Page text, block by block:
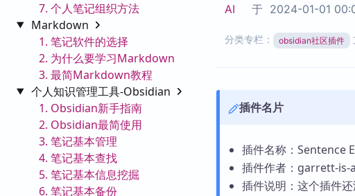
7. 个人笔记组织方法
Markdown
1. 笔记软件的选择
2. 为什么要学习Markdown
3. 最简Markdown教程
个人知识管理工具-Obsidian
1. Obsidian新手指南
2. Obsidian最简使用
3. 笔记基本管理
4. 笔记基本查找
5. 笔记基本信息挖掘
6. 笔记基本备份
AI 于 2024-01-01
分类专栏： obsidian社区插件
插件名片
插件名称：Sentence
插件作者：garrett-is-
插件说明：这个插件